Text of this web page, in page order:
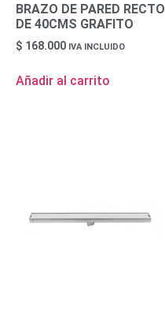
BRAZO DE PARED RECTO
DE 40CMS GRAFITO
$ 168.000 IVA INCLUIDO
Añadir al carrito